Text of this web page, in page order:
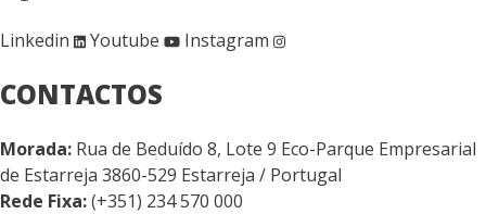
Linkedin Youtube Instagram
CONTACTOS
Morada: Rua de Beduído 8, Lote 9 Eco-Parque Empresarial
de Estarreja 3860-529 Estarreja / Portugal
Rede Fixa:(+351) 234 570 000